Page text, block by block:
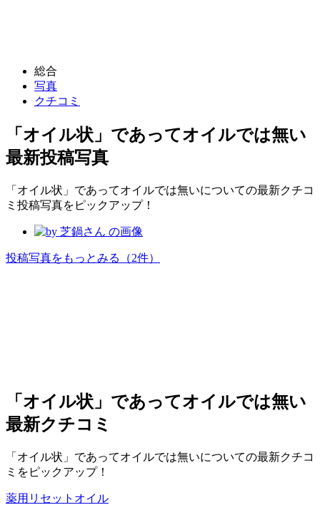
総合
写真
クチコミ
「オイル状」であってオイルでは無い
最新投稿写真
「オイル状」であってオイルでは無いについての最新クチコ
ミ投稿写真をピックアップ！
投稿写真をもっとみる （2件）
「オイル状」であってオイルでは無い
最新クチコミ
「オイル状」であってオイルでは無いについての最新クチコ
ミをピックアップ！
薬用リセットオイル